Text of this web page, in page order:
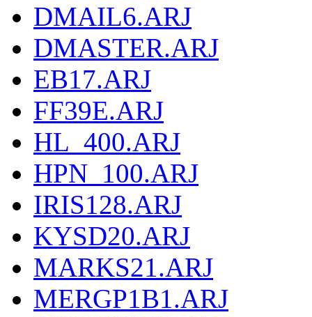
DMAIL6.ARJ
DMASTER.ARJ
EB17.ARJ
FF39E.ARJ
HL_400.ARJ
HPN_100.ARJ
IRIS128.ARJ
KYSD20.ARJ
MARKS21.ARJ
MERGP1B1.ARJ